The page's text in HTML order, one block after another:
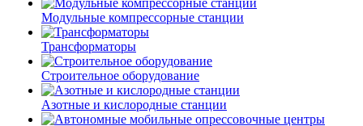
Модульные компрессорные станции
Трансформаторы
Строительное оборудование
Азотные и кислородные станции